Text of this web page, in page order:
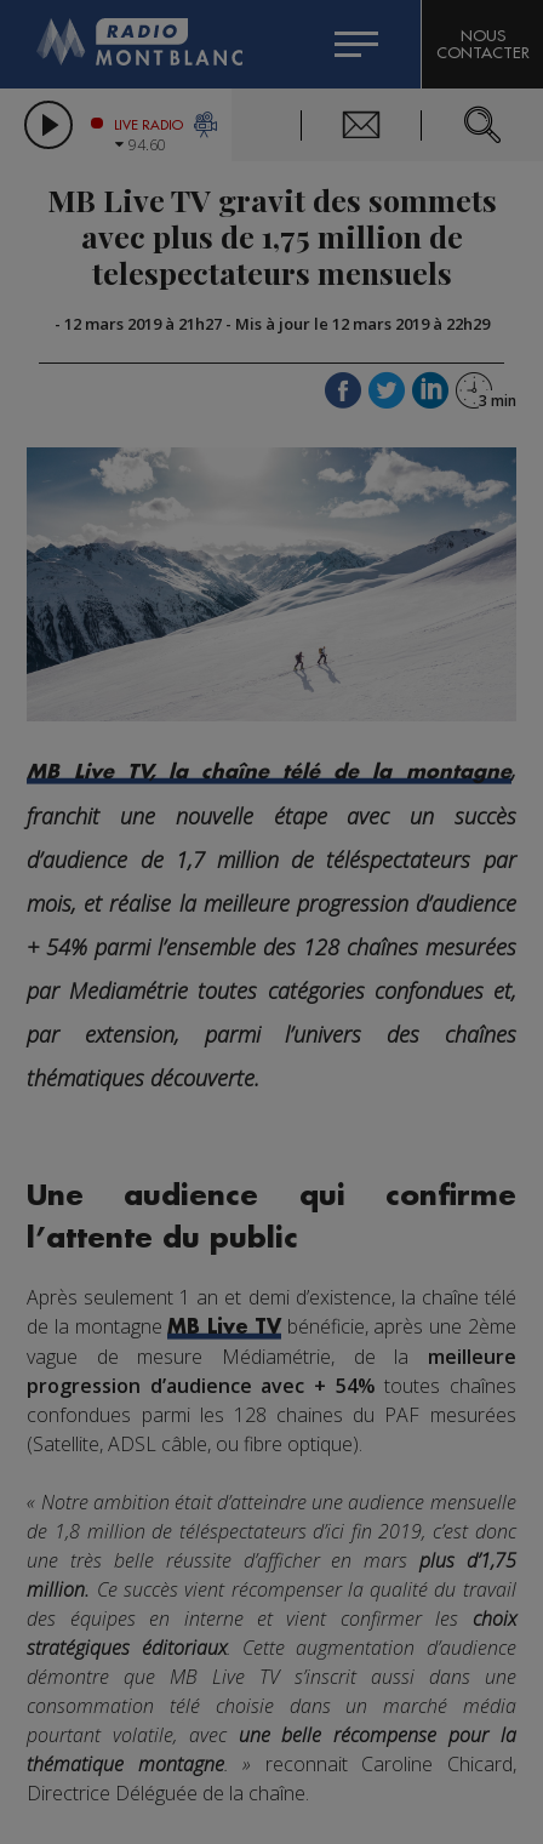
LES CHRONIQUES DE L'EXPERT
CITIZEN MACHINERY
GRAND MASSIF DOMAINES SKIABLES
BIGARD
COMPAGNIE DU MONT-BLANC
NOUS
CONTACTER
LIVE RADIO
94.60
MB Live TV gravit des sommets
avec plus de 1,75 million de
telespectateurs mensuels
- 12 mars 2019 à 21h27- Mis à jour le 12 mars 2019 à 22h29
MB Live TV, la chaîne télé de la montagne,
franchit une nouvelle étape avec un succès
d’audience de 1,7 million de téléspectateurs par
mois, et réalise la meilleure progression d’audience
+ 54% parmi l’ensemble des 128 chaînes mesurées
par Mediamétrie toutes catégories confondues et,
par extension, parmi l’univers des chaînes
thématiques découverte.
Une audience qui confirme
l’attente du public
Après seulement 1 an et demi d’existence, la chaîne télé
de la montagneMB Live TVbénéficie, après une 2ème
vague de mesure Médiamétrie, de la meilleure
progression d’audience avec + 54% toutes chaînes
confondues parmi les 128 chaines du PAF mesurées
(Satellite, ADSL câble, ou fibre optique).
« Notre ambition était d’atteindre une audience mensuelle
de 1,8 million de téléspectateurs d’ici fin 2019, c’est donc
une très belle réussite d’afficher en mars plus d’1,75
million. Ce succès vient récompenser la qualité du travail
des équipes en interne et vient confirmer les choix
stratégiques éditoriaux. Cette augmentation d’audience
démontre que MB Live TV s’inscrit aussi dans une
consommation télé choisie dans un marché média
pourtant volatile, avec une belle récompense pour la
thématique montagne. » reconnait Caroline Chicard,
Directrice Déléguée de la chaîne.